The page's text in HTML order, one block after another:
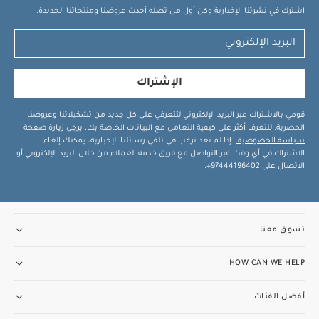
اشترك في نشرتنا الإخبارية وكن أول من تصله أحدث عروضنا ومنتجاتنا الجديدة.
الإشتراك
قومي بالاشتراك عبر البريد الإلكتروني لتتعرفي على كل جديد من تشكيلاتنا وعروضنا
الحصرية. للتعرف أكثر على كيفية التعامل مع البيانات الخاصة بك، يرجى زيارة صفحة
سياسة الخصوصية . إذا لم تعد ترغب في تلقي رسائلنا الإخبارية، يمكنك إلغاء
الاشتراك في أي وقت عبر التواصل مع فريق خدمة العملاء من خلال البريد الإلكتروني أو
الاتصال على 97444196402+
.
تسوق معنا
HOW CAN WE HELP
أفضل الفئات